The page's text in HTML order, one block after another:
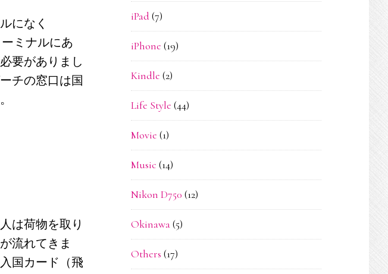
になく
ーミナルにあ
要がありまし
チの窓口は国
は荷物を取り
流れてきま
国カード（飛
iPad(7)
iPhone (19)
Kindle (2)
Life Style (44)
Movie (1)
Music (14)
Nikon D750 (12)
Okinawa(5)
Others (17)